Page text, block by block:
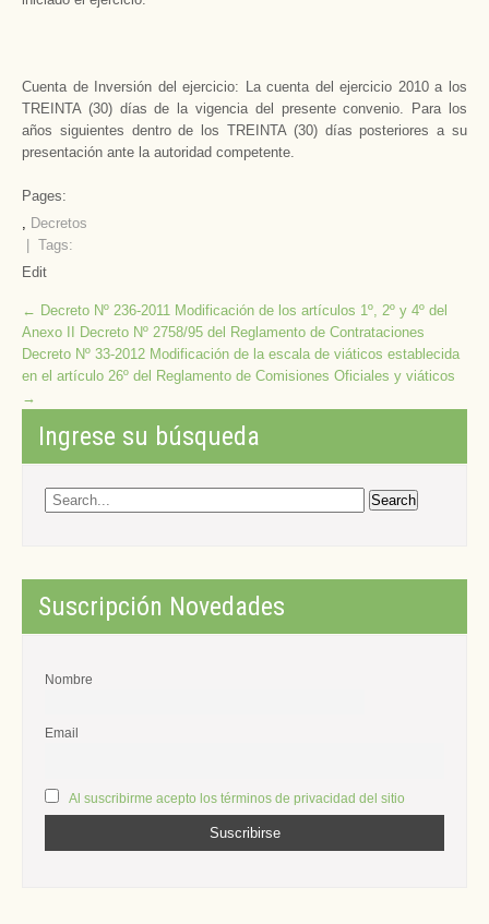
Cuenta de Inversión del ejercicio: La cuenta del ejercicio 2010 a los
TREINTA (30) días de la vigencia del presente convenio. Para los
años siguientes dentro de los TREINTA (30) días posteriores a su
presentación ante la autoridad competente.
Pages:
, Decretos
| Tags:
Edit
Post
navigation
← Decreto Nº 236-2011 Modificación de los artículos 1º, 2º y 4º del
Anexo II Decreto Nº 2758/95 del Reglamento de Contrataciones
Decreto Nº 33-2012 Modificación de la escala de viáticos establecida
en el artículo 26º del Reglamento de Comisiones Oficiales y viáticos
→
Ingrese su búsqueda
Suscripción Novedades
Nombre
Email
Al suscribirme acepto los términos de privacidad del sitio